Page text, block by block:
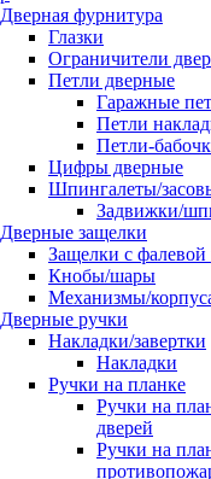
Дверная фурнитура
Глазки
Ограничители
Петли дверные
Гаражные
Петли
Петли-
Цифры дверные
Шпингалеты/
Задвижки/
Дверные защелки
Защелки с фалевой
Кнобы/шары
Механизмы/
Дверные ручки
Накладки/завертки
Накладки
Ручки на планке
Ручки на
дверей
Ручки на